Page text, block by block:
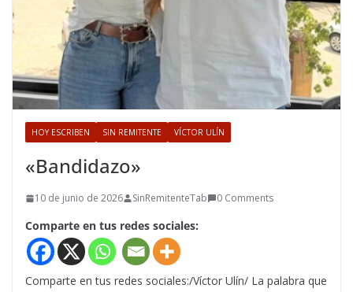
HOY ESCRIBEN SIN REMITENTE VÍCTOR ULÍN
«Bandidazo»
10 de junio de 2026 SinRemitenteTab 0 Comments
Comparte en tus redes sociales:
Comparte en tus redes sociales:/Víctor Ulín/ La palabra que